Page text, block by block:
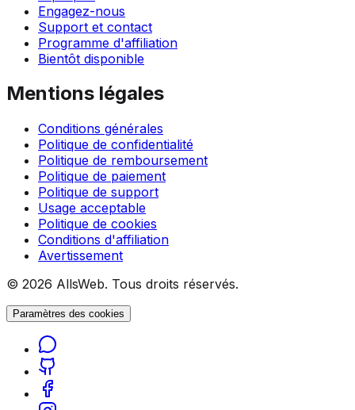
Engagez-nous
Support et contact
Programme d'affiliation
Bientôt disponible
Mentions légales
Conditions générales
Politique de confidentialité
Politique de remboursement
Politique de paiement
Politique de support
Usage acceptable
Politique de cookies
Conditions d'affiliation
Avertissement
© 2026 AllsWeb. Tous droits réservés.
Paramètres des cookies